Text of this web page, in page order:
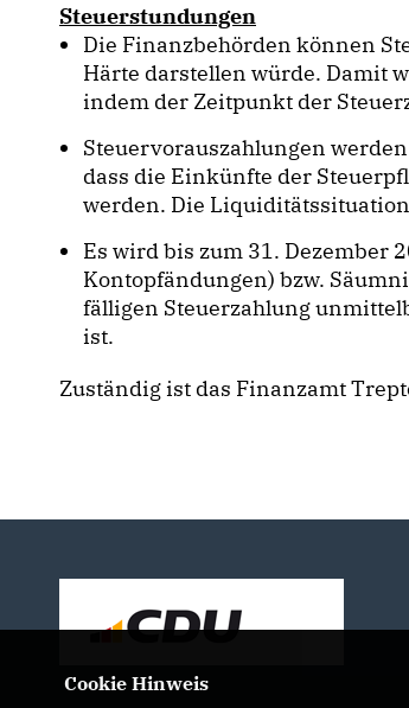
Steuerstundungen
Die Finanzbehörden können
Härte darstellen würde. Damit
indem der Zeitpunkt der
Steuervorauszahlungen
dass die Einkünfte der
werden. Die
Es wird bis zum 31. Dezember
Kontopfändungen) bzw.
fälligen Steuerzahlung
ist.
Zuständig ist das Finanzamt
Cookie Hinweis